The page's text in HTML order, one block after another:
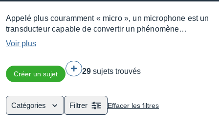
Appelé plus couramment « micro », un microphone est un
transducteur capable de convertir un phénomène
acoustique en signal électrique et qu’on utilise soit pour
amplifer une source sonore, soit pour enregistrer cette
Voir plus
Créer un sujet 29 sujets trouvés
Catégories Filtrer Effacer les filtres